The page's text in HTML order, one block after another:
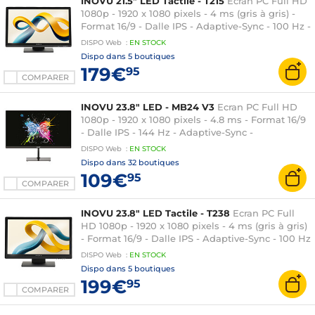
COMPARER
1080p - 1920 x 1080 pixels - 4 ms (gris à gris) -
Format 16/9 - Dalle IPS - Adaptive-Sync - 100 Hz -
HDMI/DisplayPort - Noir
DISPO Web : EN STOCK
Dispo dans 5 boutiques
179€95
COMPARER
INOVU 23.8" LED - MB24 V3 Ecran PC Full HD
1080p - 1920 x 1080 pixels - 4.8 ms - Format 16/9
- Dalle IPS - 144 Hz - Adaptive-Sync -
HDMI/DisplayPort - Noir
DISPO Web : EN STOCK
Dispo dans 32 boutiques
109€95
COMPARER
INOVU 23.8" LED Tactile - T238 Ecran PC Full
HD 1080p - 1920 x 1080 pixels - 4 ms (gris à gris)
- Format 16/9 - Dalle IPS - Adaptive-Sync - 100 Hz
- HDMI/DisplayPort - Noir
DISPO Web : EN STOCK
Dispo dans 5 boutiques
199€95